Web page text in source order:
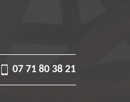
07 71 80 38 21